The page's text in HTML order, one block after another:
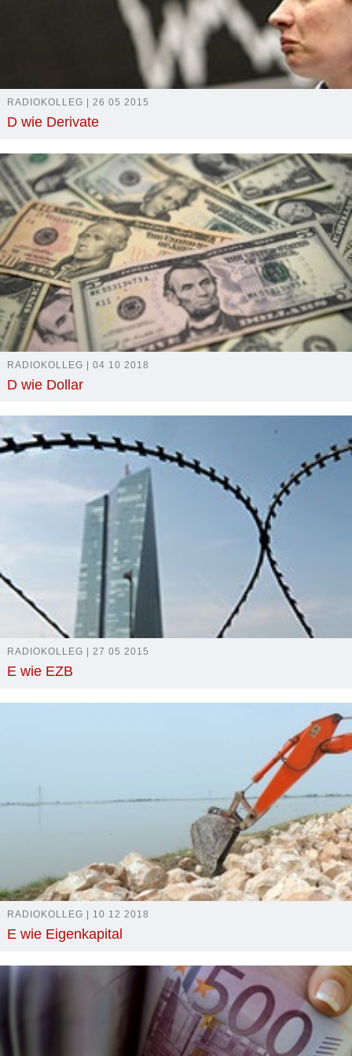
RADIOKOLLEG | 26 05 2015
D wie Derivate
RADIOKOLLEG | 04 10 2018
D wie Dollar
RADIOKOLLEG | 27 05 2015
E wie EZB
RADIOKOLLEG | 10 12 2018
E wie Eigenkapital